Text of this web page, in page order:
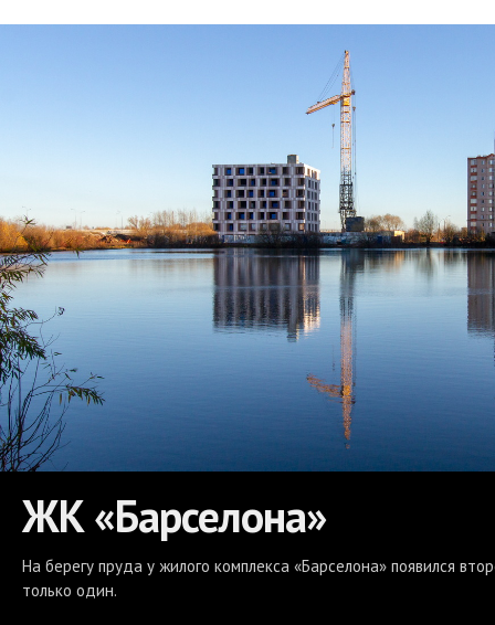
ЖК «Барселона»
На берегу пруда у жилого комплекса «Барселона» появился
только один.